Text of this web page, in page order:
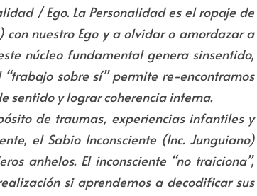
/ Ego. La Personalidad es el ropaje de
nuestro Ego y a olvidar o amordazar a
núcleo fundamental genera sinsentido,
sobre sí” permite re-encontrarnos
sentido y lograr coherencia interna.
de traumas, experiencias infantiles y
el Sabio Inconsciente (Inc. Junguiano)
anhelos. El inconsciente “no traiciona”,
si aprendemos a decodificar sus